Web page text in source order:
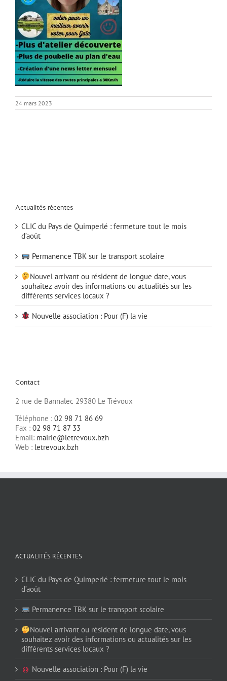
24 mars 2023
Actualités récentes
CLIC du Pays de Quimperlé : fermeture tout le mois
d’août
Permanence TBK sur le transport scolaire
Nouvel arrivant ou résident de longue date, vous
souhaitez avoir des informations ou actualités sur les
différents services locaux ?
Nouvelle association : Pour (F) la vie
Contact
2 rue de Bannalec 29380 Le Trévoux
Téléphone : 02 98 71 86 69
Fax : 02 98 71 87 33
Email: mairie@letrevoux.bzh
Web : letrevoux.bzh
ACTUALITÉS RÉCENTES
CLIC du Pays de Quimperlé : fermeture tout le mois
d’août
Permanence TBK sur le transport scolaire
Nouvel arrivant ou résident de longue date, vous
souhaitez avoir des informations ou actualités sur les
différents services locaux ?
Nouvelle association : Pour (F) la vie